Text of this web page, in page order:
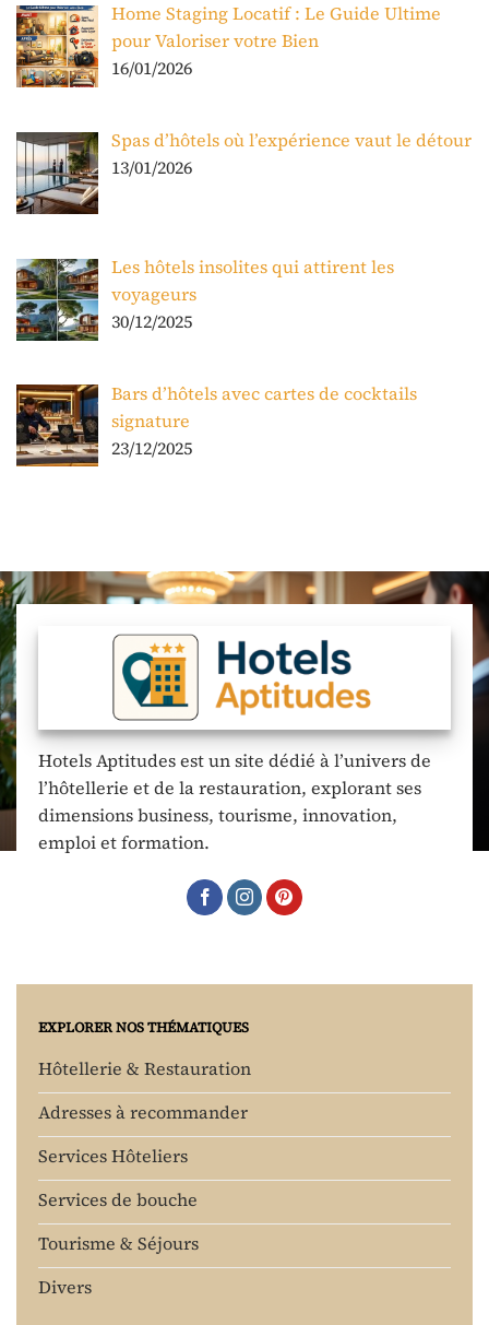
Home Staging Locatif : Le Guide Ultime
pour Valoriser votre Bien
16/01/2026
Spas d’hôtels où l’expérience vaut le détour
13/01/2026
Les hôtels insolites qui attirent les
voyageurs
30/12/2025
Bars d’hôtels avec cartes de cocktails
signature
23/12/2025
Hotels Aptitudes est un site dédié à l’univers de
l’hôtellerie et de la restauration, explorant ses
dimensions business, tourisme, innovation,
emploi et formation.
EXPLORER NOS THÉMATIQUES
Hôtellerie & Restauration
Adresses à recommander
Services Hôteliers
Services de bouche
Tourisme & Séjours
Divers